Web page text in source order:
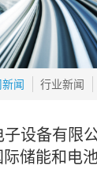
闻 行业新闻
子设备有限
储能和电